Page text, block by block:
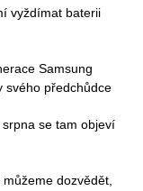
vyždímat baterii
Samsung
svého předchůdce
se tam objeví
dozvědět,